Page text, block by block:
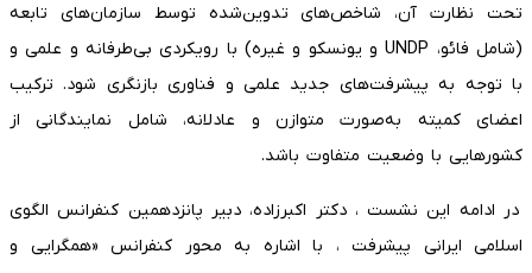
تحت نظارت آن، شاخص‌های تدوین‌شده توسط سازمان‌های تابعه
(شامل فائو، UNDP و یونسکو و غیره) با رویکردی بی‌طرفانه و علمی و
با توجه به پیشرفت‌های جدید علمی و فناوری بازنگری شود. ترکیب
اعضای کمیته به‌صورت متوازن و عادلانه، شامل نمایندگانی از
کشورهایی با وضعیت متفاوت باشد.
در ادامه این نشست ، دکتر اکبرزاده، دبیر پانزدهمین کنفرانس الگوی
اسلامی ایرانی پیشرفت ، با اشاره به محور کنفرانس «همگرایی و